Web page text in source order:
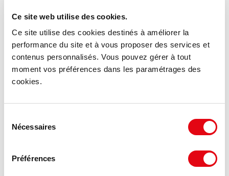
Ce site web utilise des cookies.
Ce site utilise des cookies destinés à améliorer la
performance du site et à vous proposer des services et
contenus personnalisés. Vous pouvez gérer à tout
moment vos préférences dans les paramétrages des
cookies.
Nécessaires
Préférences
56.9 €
HT HC/m²/an
MIS À JOUR